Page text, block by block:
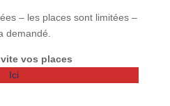
– les places sont limitées –
demandé.
vite vos places
Ici